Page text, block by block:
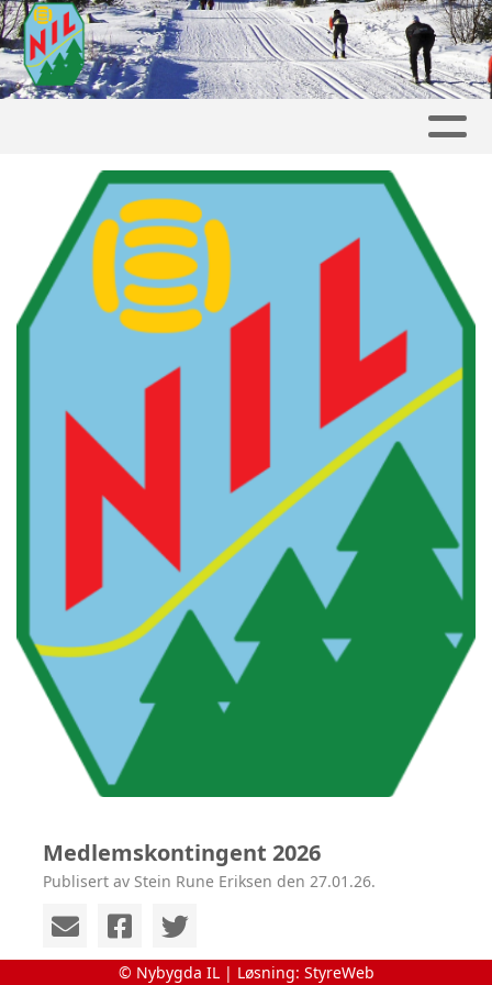
Medlemskontingent 2026
Publisert av Stein Rune Eriksen den 27.01.26.
© Nybygda IL | Løsning: StyreWeb